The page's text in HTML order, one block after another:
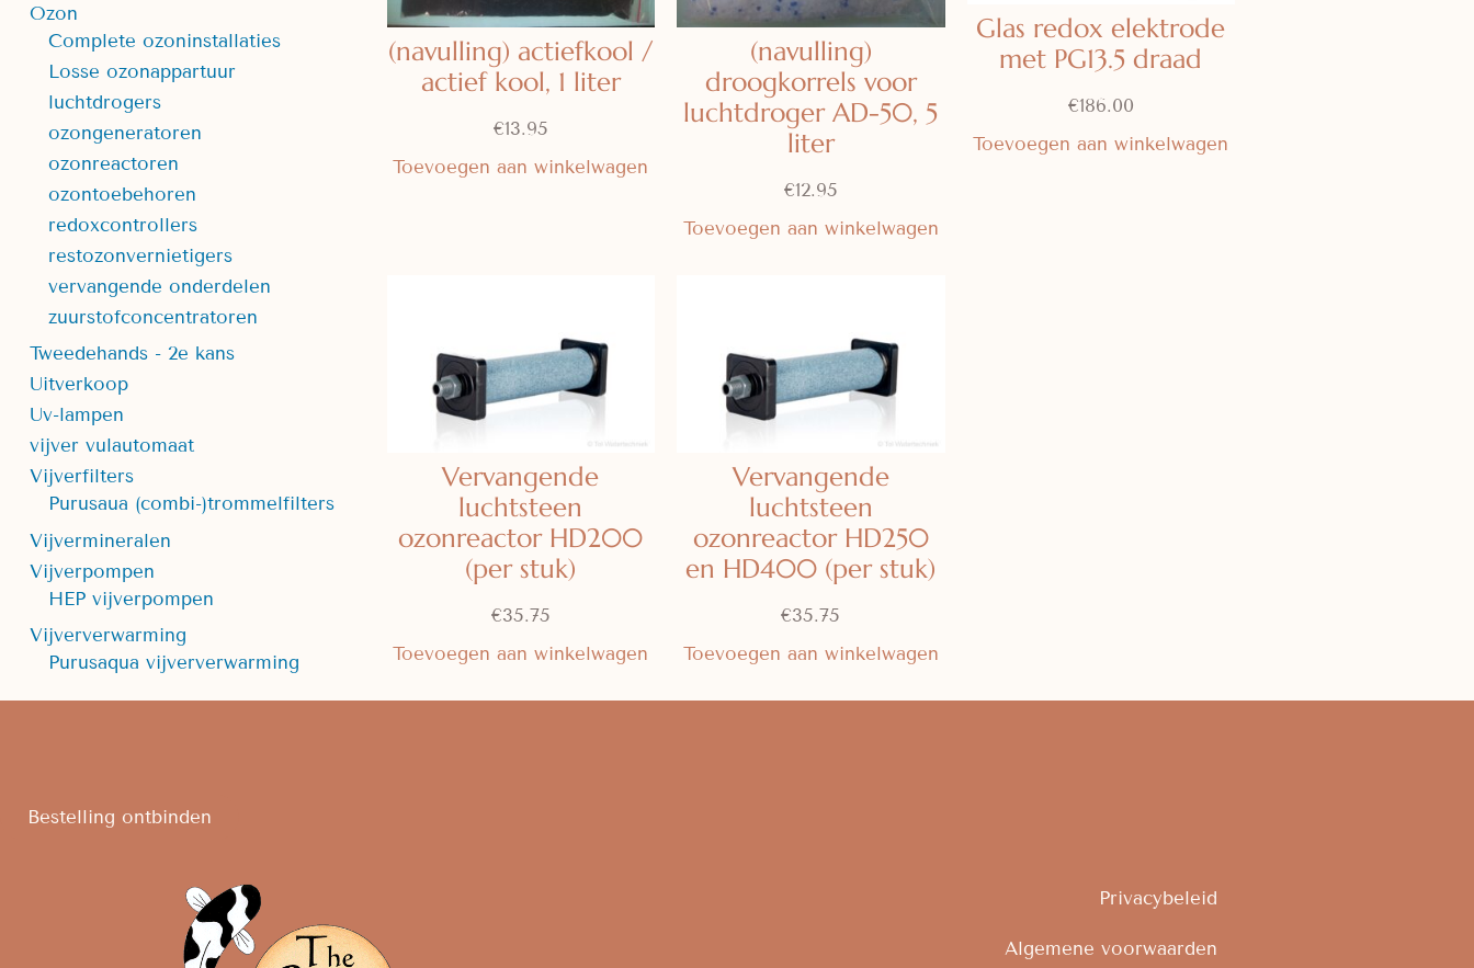
Ozon
Complete ozoninstallaties
Losse ozonappartuur
luchtdrogers
ozongeneratoren
ozonreactoren
ozontoebehoren
redoxcontrollers
restozonvernietigers
vervangende onderdelen
zuurstofconcentratoren
Tweedehands - 2e kans
Uitverkoop
Uv-lampen
vijver vulautomaat
Vijverfilters
Purusaua (combi-)trommelfilters
Vijvermineralen
Vijverpompen
HEP vijverpompen
Vijververwarming
Purusaqua vijververwarming
(navulling) actiefkool /
actief kool, 1 liter
€13.95
Toevoegen aan winkelwagen
(navulling)
droogkorrels voor
luchtdroger AD-50, 5
liter
€12.95
Toevoegen aan winkelwagen
Glas redox elektrode
met PG13.5 draad
€186.00
Toevoegen aan winkelwagen
Vervangende
luchtsteen
ozonreactor HD200
(per stuk)
€35.75
Toevoegen aan winkelwagen
Vervangende
luchtsteen
ozonreactor HD250
en HD400 (per stuk)
€35.75
Toevoegen aan winkelwagen
Bestelling ontbinden
Privacybeleid
Algemene voorwaarden